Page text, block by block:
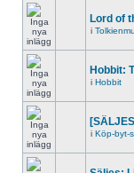
Lord of
i
Hobbit:
i Hobbit
i Köp-byt-